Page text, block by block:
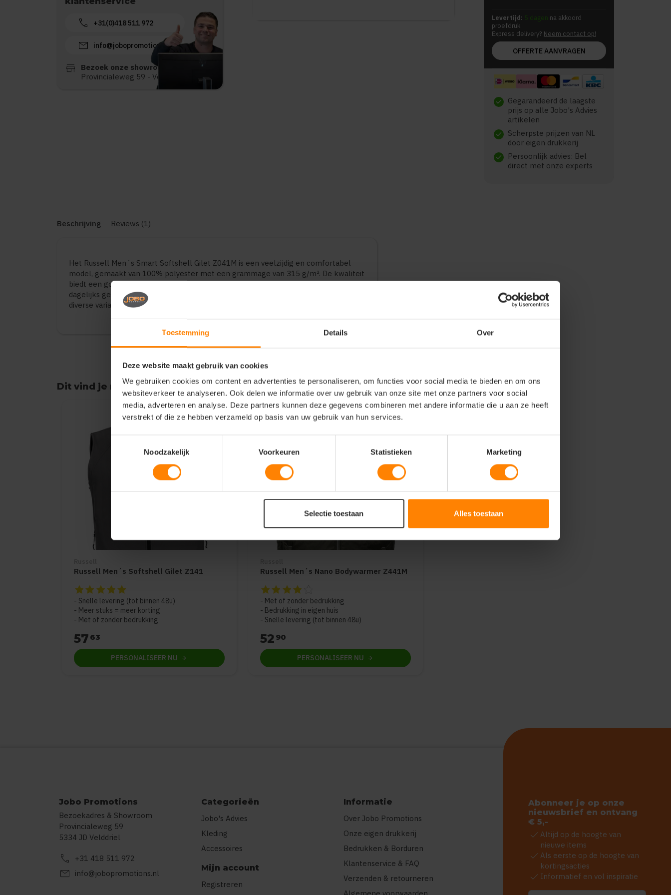
Toestemming Details Over
Deze website maakt gebruik van cookies
We gebruiken cookies om content en advertenties te personaliseren, om functies voor social media te bieden en om ons
websiteverkeer te analyseren. Ook delen we informatie over uw gebruik van onze site met onze partners voor social
media, adverteren en analyse. Deze partners kunnen deze gegevens combineren met andere informatie die u aan ze heeft
verstrekt of die ze hebben verzameld op basis van uw gebruik van hun services.
Noodzakelijk
Voorkeuren Statistieken Marketing
Selectie toestaan Alles toestaan
call +31(0)418 511 972
mail info@jobopromotions.nl
store
Bezoek onze showroom:
Provincialeweg 59 - Velddriel
Levertijd: 5 dagen na akkoord
proefdruk
Express delivery? Neem contact op!
OFFERTE AANVRAGEN
check Gegarandeerd de laagste
prijs op alle Jobo's Advies
artikelen
check Scherpste prijzen van NL
door eigen drukkerij
check
Persoonlijk advies: Bel
direct met onze experts
Beschrijving Reviews (1)
Het Russell Men´s Smart Softshell Gilet Z041M is een veelzijdig en comfortabel
model, gemaakt van 100% polyester met een grammage van 315 g/m². De kwaliteit
biedt een goede balans tussen draagcomfort en duurzaamheid. Geschikt voor
dagelijks gebruik, bedrijfskleding en promotionele toepassingen. Verkrijgbaar in
diverse varianten en maten.
Dit vind je misschien ook leuk
Items van productcarrousel
Russell Men´s Softshell Gilet Z141
De beoordeling van dit product is
Snelle levering (tot binnen 48u)
Meer stuks = meer korting
Met of zonder bedrukking
57 63
PERSONALISEER NU
Russell Men´s Nano Bodywarmer Z441M
De beoordeling van dit product is
Met of zonder bedrukking
Bedrukking in eigen huis
Snelle levering (tot binnen 48u)
52 90
PERSONALISEER NU
Jobo Promotions
Bezoekadres & Showroom
Provincialeweg 59
5334 JD Velddriel
call +31 418 511 972
mail info@jobopromotions.nl
Categorieën
Jobo's Advies
Kleding
Accessoires
Mijn account
Registreren
Informatie
Over Jobo Promotions
Onze eigen drukkerij
Bedrukken & Borduren
Klantenservice & FAQ
Verzenden & retourneren
Abonneer je op onze
nieuwsbrief en ontvang
€ 5,-
check Altijd op de hoogte van
nieuwe items
check Als eerste op de hoogte van
kortingsacties
check Informatief en vol inspiratie